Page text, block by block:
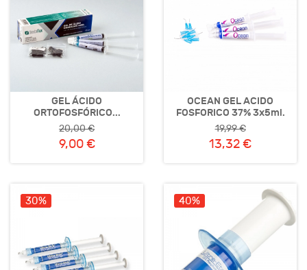
GEL ÁCIDO
ORTOFOSFÓRICO...
20,00 €
9,00 €
OCEAN GEL ACIDO
FOSFORICO 37% 3x5ml.
19,99 €
13,32 €
30% 40%